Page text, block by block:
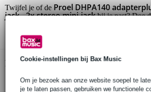
Cookie-instellingen bij Bax Music
Om je bezoek aan onze website soepel te
je te laten passen, gebruiken we functionele
Twijfel je of deProel DHPA140
jack - 2x stereo mini-jackbij je past? Doe
Productinformatie
Proel DHPA140